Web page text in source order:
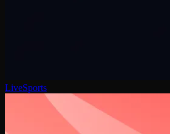
LiveSports